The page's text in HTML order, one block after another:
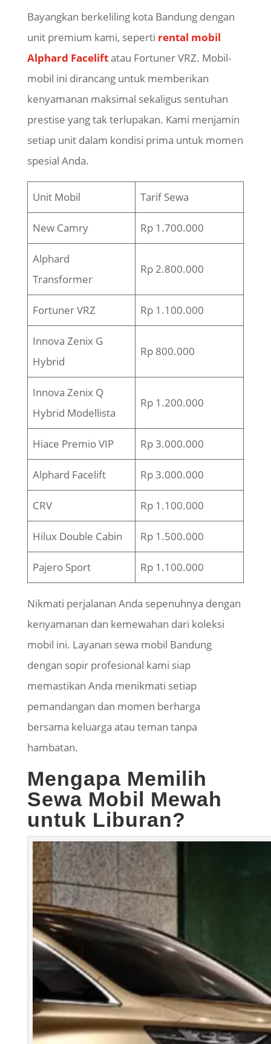
​Bayangkan berkeliling kota Bandung dengan
unit premium kami, seperti rental mobil
Alphard Faceliftatau Fortuner VRZ. Mobil-
mobil ini dirancang untuk memberikan
kenyamanan maksimal sekaligus sentuhan
prestise yang tak terlupakan. Kami menjamin
setiap unit dalam kondisi prima untuk momen
spesial Anda.
Unit Mobil Tarif Sewa
New Camry Rp 1.700.000
Alphard
Transformer
Rp 2.800.000
Fortuner VRZ Rp 1.100.000
Innova Zenix G
Hybrid
Rp 800.000
Innova Zenix Q
Hybrid Modellista
Rp 1.200.000
Hiace Premio VIP Rp 3.000.000
Alphard Facelift Rp 3.000.000
CRV Rp 1.100.000
Hilux Double Cabin Rp 1.500.000
Pajero Sport Rp 1.100.000
Nikmati perjalanan Anda sepenuhnya dengan
kenyamanan dan kemewahan dari koleksi
mobil ini. Layanan sewa mobil Bandung
dengan sopir profesional kami siap
memastikan Anda menikmati setiap
pemandangan dan momen berharga
bersama keluarga atau teman tanpa
hambatan.
Mengapa Memilih
Sewa Mobil Mewah
untuk Liburan?